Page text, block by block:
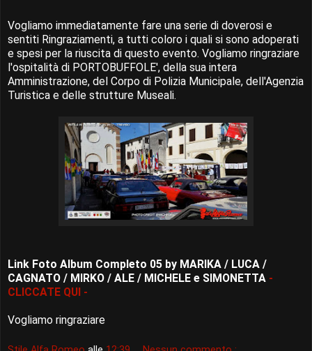
Vogliamo immediatamente fare una serie di doverosi e
sentiti Ringraziamenti, a tutti coloro i quali si sono adoperati
e spesi per la riuscita di questo evento. Vogliamo ringraziare
l'ospitalità di PORTOBUFFOLE', della sua intera
Amministrazione, del Corpo di Polizia Municipale, dell'Agenzia
Turistica e delle strutture Museali.
Link Foto Album Completo 05 by MARIKA / LUCA /
CAGNATO / MIRKO / ALE / MICHELE e SIMONETTA -
CLICCATE QUI -
Vogliamo ringraziare